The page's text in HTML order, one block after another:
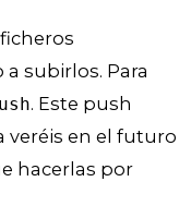
subirlos. Para
. Este push
veréis en el futuro
hacerlas por